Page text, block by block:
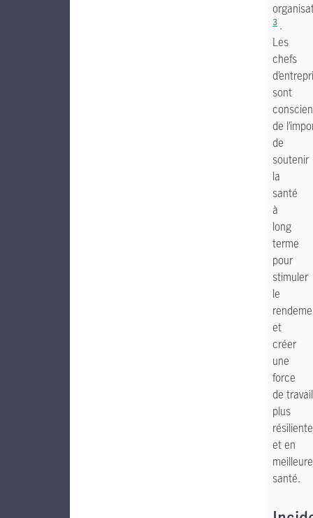
3 .
Les
chefs
sont
de
de
soutenir
la
santé
à
long
terme
pour
stimuler
le
et
créer
une
force
de travail
plus
résiliente
et en
meilleure
santé.